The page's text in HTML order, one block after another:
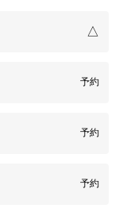
△
予約
予約
予約